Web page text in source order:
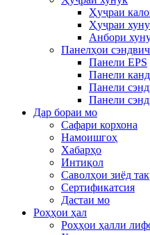
Ҳуҷраи
Ҳуҷраи
Анбори
Панелҳои
Панели EPS
Панели
Панели
Панели
Дар бораи мо
Сафари корхона
Намоишгоҳ
Хабарҳо
Интиқол
Саволҳои зиёд
Сертификатсия
Дастаи мо
Роҳҳои ҳал
Роҳҳои ҳалли